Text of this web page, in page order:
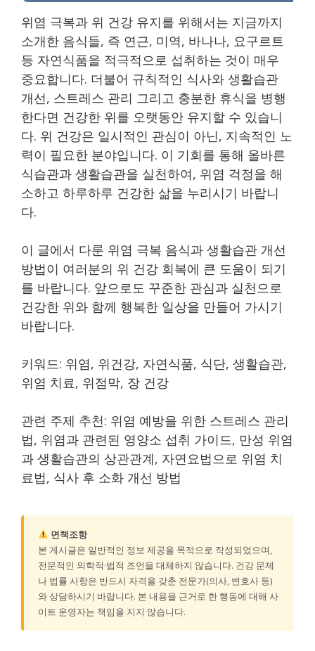
위염 극복과 위 건강 유지를 위해서는 지금까지
소개한 음식들, 즉 연근, 미역, 바나나, 요구르트
등 자연식품을 적극적으로 섭취하는 것이 매우
중요합니다. 더불어 규칙적인 식사와 생활습관
개선, 스트레스 관리 그리고 충분한 휴식을 병행
한다면 건강한 위를 오랫동안 유지할 수 있습니
다. 위 건강은 일시적인 관심이 아닌, 지속적인 노
력이 필요한 분야입니다. 이 기회를 통해 올바른
식습관과 생활습관을 실천하여, 위염 걱정을 해
소하고 하루하루 건강한 삶을 누리시기 바랍니
다.
이 글에서 다룬 위염 극복 음식과 생활습관 개선
방법이 여러분의 위 건강 회복에 큰 도움이 되기
를 바랍니다. 앞으로도 꾸준한 관심과 실천으로
건강한 위와 함께 행복한 일상을 만들어 가시기
바랍니다.
키워드: 위염, 위건강, 자연식품, 식단, 생활습관,
위염 치료, 위점막, 장 건강
관련 주제 추천: 위염 예방을 위한 스트레스 관리
법, 위염과 관련된 영양소 섭취 가이드, 만성 위염
과 생활습관의 상관관계, 자연요법으로 위염 치
료법, 식사 후 소화 개선 방법
면책조항
본 게시글은 일반적인 정보 제공을 목적으로 작성되었으며,
전문적인 의학적·법적 조언을 대체하지 않습니다. 건강 문제
나 법률 사항은 반드시 자격을 갖춘 전문가(의사, 변호사 등)
와 상담하시기 바랍니다. 본 내용을 근거로 한 행동에 대해 사
이트 운영자는 책임을 지지 않습니다.